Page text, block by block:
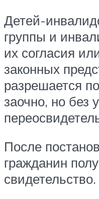
Детей-
группы и
их согласия
законных
разрешается
заочно, но без
После
гражданин
свидетельство.